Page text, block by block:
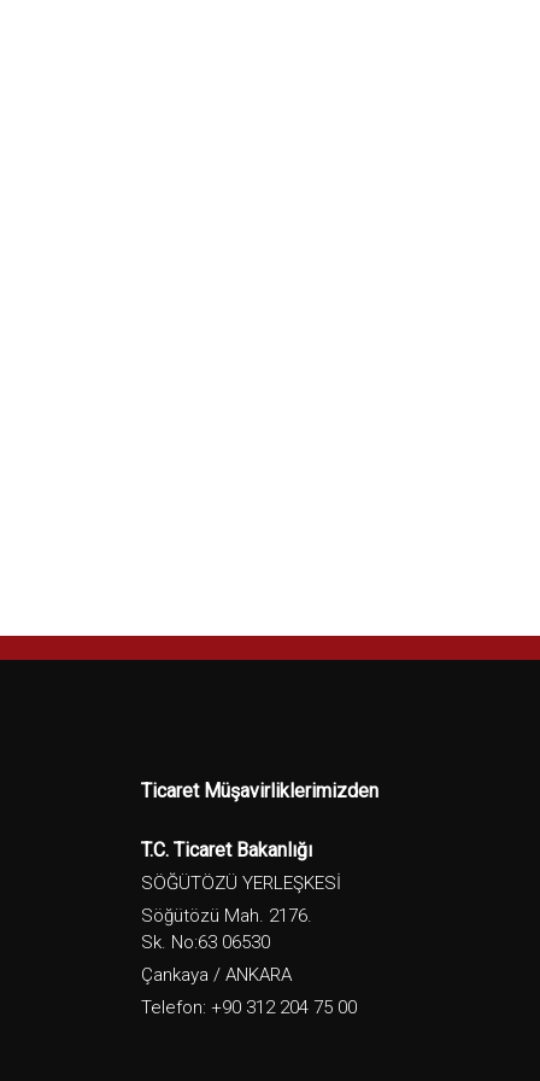
Ticaret Müşavirliklerimizden
T.C. Ticaret Bakanlığı
SÖĞÜTÖZÜ YERLEŞKESİ
Söğütözü Mah. 2176.
Sk. No:63 06530
Çankaya / ANKARA
Telefon: +90 312 204 75 00